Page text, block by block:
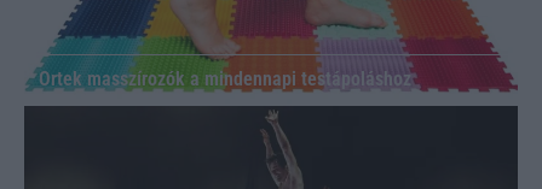
Ortek masszírozók a mindennapi testápoláshoz